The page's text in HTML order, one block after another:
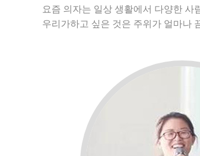
요즘 의자는 일상 생활에서 다양한 사
우리가하고 싶은 것은 주위가 얼마나